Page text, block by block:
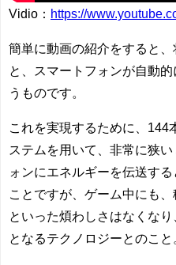
Vidio： https://
簡単に動画の紹介をすると
と、スマートフォンが自動
うものです。
これを実現するために、144
ステムを用いて、非常に狭
ォンにエネルギーを伝送す
ことですが、ゲーム中にも
といった煩わしさはなくな
となるテクノロジーとのこと